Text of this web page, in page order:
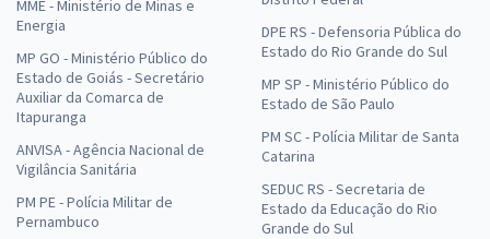
MME - Ministério de Minas e
Energia
MP GO - Ministério Público do
Estado de Goiás - Secretário
Auxiliar da Comarca de
Itapuranga
ANVISA - Agência Nacional de
Vigilância Sanitária
PM PE - Polícia Militar de
Pernambuco
DPE RS - Defensoria Pública do
Estado do Rio Grande do Sul
MP SP - Ministério Público do
Estado de São Paulo
PM SC - Polícia Militar de Santa
Catarina
SEDUC RS - Secretaria de
Estado da Educação do Rio
Grande do Sul